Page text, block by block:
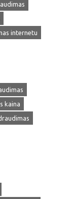
internetu
kaina